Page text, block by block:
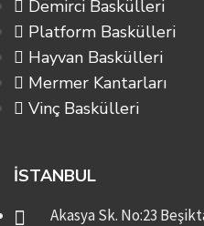
Demirci Baskülleri
Platform Baskülleri
Hayvan Baskülleri
Mermer Kantarları
Vinç Baskülleri
İSTANBUL
Akasya Sk. No:23